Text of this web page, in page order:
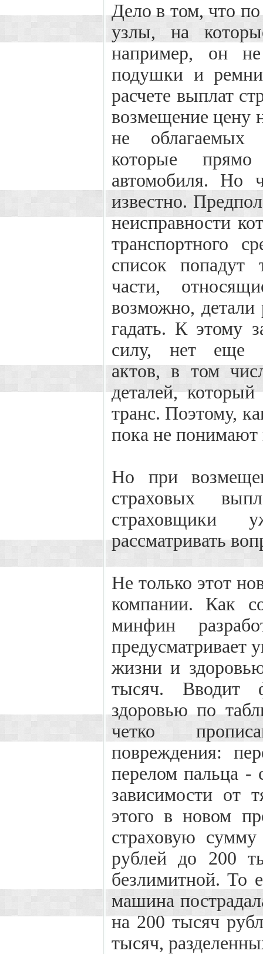
Дело в том, что
узлы, на
например, он
подушки и
расчете выплат
возмещение цену
не облагаемых
которые
автомобиля. Но
известно.
неисправности
транспортного
список попадут
части,
возможно, детали
гадать. К этому
силу, нет еще
актов, в том
деталей,
транс. Поэтому,
пока не понимают
Но при
страховых
страховщики
рассматривать
Не только этот
компании. Как
минфин
предусматривает
жизни и
тысяч. Вводит
здоровью по
четко
повреждения:
перелом пальца -
зависимости от
этого в новом
страховую
рублей до 200
безлимитной. То
машина
на 200 тысяч
тысяч,